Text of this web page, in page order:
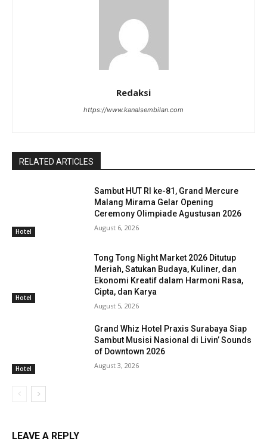
Redaksi
https://www.kanalsembilan.com
RELATED ARTICLES
Hotel
Sambut HUT RI ke-81, Grand Mercure
Malang Mirama Gelar Opening
Ceremony Olimpiade Agustusan 2026
August 6, 2026
Hotel
Tong Tong Night Market 2026 Ditutup
Meriah, Satukan Budaya, Kuliner, dan
Ekonomi Kreatif dalam Harmoni Rasa,
Cipta, dan Karya
August 5, 2026
Hotel
Grand Whiz Hotel Praxis Surabaya Siap
Sambut Musisi Nasional di Livin’ Sounds
of Downtown 2026
August 3, 2026
LEAVE A REPLY